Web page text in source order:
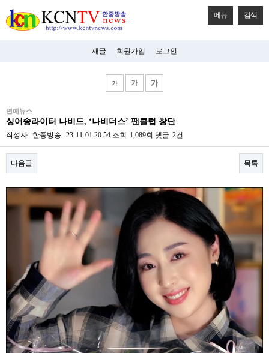
메뉴 검색
새글 회원가입 로그인
아
탑-
시
리
구
프
진
임
절
최
신
연예뉴스
싱어송라이터 나비드, ‘나비더스’ 팬클럽 창단
작성자 한중방송 23-11-01 20:54 조회 1,089회 댓글 2건
다음글 목록
본문